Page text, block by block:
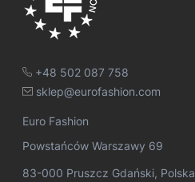
+48 502 087 758
sklep@eurofashion.com
Euro Fashion
Powstańców Warszawy 69
83-000 Pruszcz Gdański, Polska